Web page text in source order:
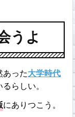
うよ
あった大学時代
らしい。
にありつこう。